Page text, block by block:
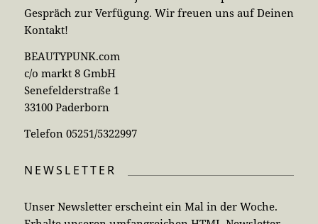
Gespräch zur Verfügung. Wir freuen uns auf Deinen
Kontakt!
BEAUTYPUNK.com
c/o markt 8 GmbH
Senefelderstraße 1
33100 Paderborn
Telefon 05251/5322997
NEWSLETTER
Unser Newsletter erscheint ein Mal in der Woche.